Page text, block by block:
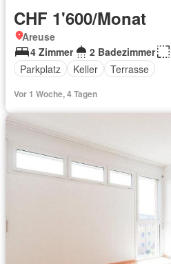
CHF 1'600/Monat
Areuse
4 Zimmer
2 Badezimmer
Parkplatz
Keller Terrasse
Vor 1 Woche, 4 Tagen